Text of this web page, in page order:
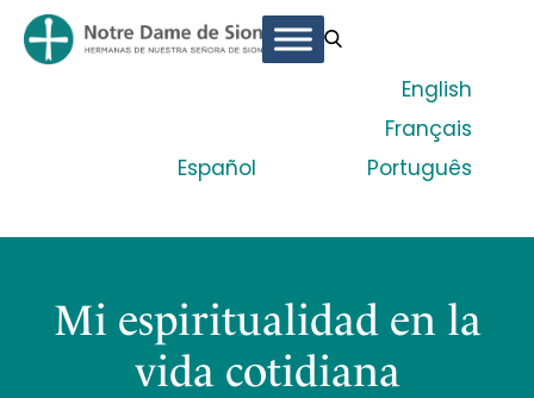
Español
English
Français
Português
Mi espiritualidad en la
vida cotidiana